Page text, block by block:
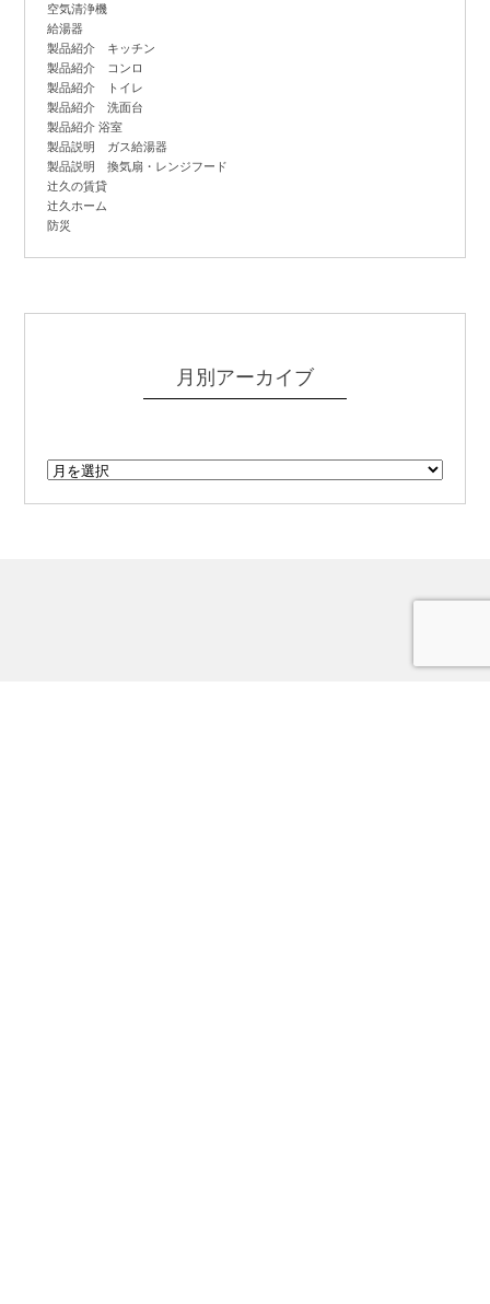
空気清浄機
給湯器
製品紹介 キッチン
製品紹介 コンロ
製品紹介 トイレ
製品紹介 洗面台
製品紹介 浴室
製品説明 ガス給湯器
製品説明 換気扇・レンジフード
辻久の賃貸
辻久ホーム
防災
月別アーカイブ